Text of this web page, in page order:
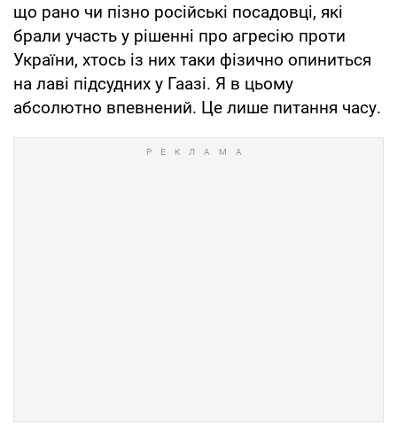
що рано чи пізно російські посадовці, які
брали участь у рішенні про агресію проти
України, хтось із них таки фізично опиниться
на лаві підсудних у Гаазі. Я в цьому
абсолютно впевнений. Це лише питання часу.